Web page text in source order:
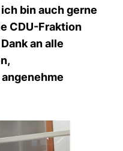
bin auch gerne
CDU-Fraktion
an alle